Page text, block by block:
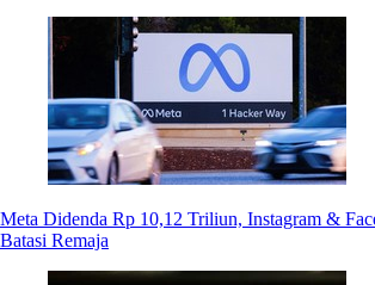
Meta Didenda Rp 10,12 Triliun, Instagram &
Batasi Remaja